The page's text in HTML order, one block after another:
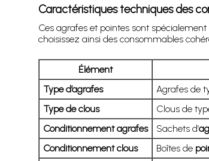
Caractéristiques techniques des
Ces agrafes et pointes sont
choisissez ainsi des consommables
Élément
Type d’agrafes
Agrafes de
Type de clous
Clous de
Conditionnement agrafes
Sachets d’
Conditionnement clous
Boîtes de